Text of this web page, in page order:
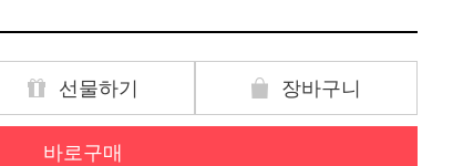
선물하기 장바구니
바로구매